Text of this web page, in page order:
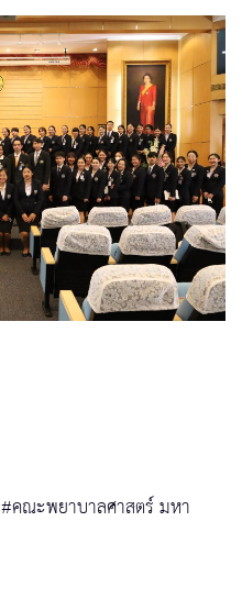
#คณะพยาบาลศาสตร์ มหา